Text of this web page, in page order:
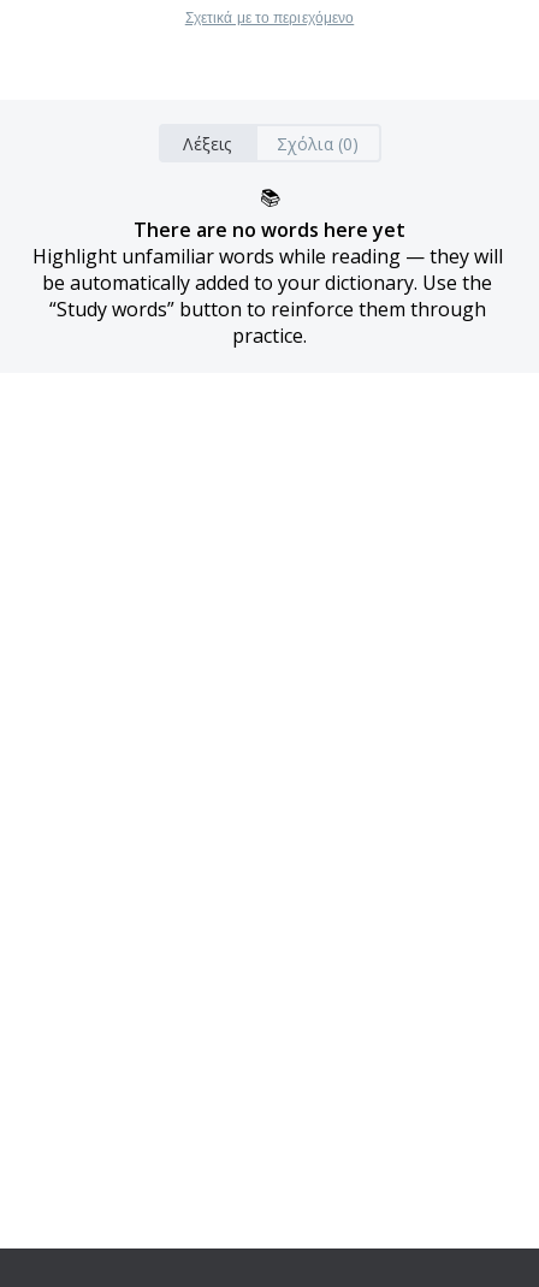
Σχετικά με το περιεχόμενο
Λέξεις Σχόλια (0)
📚
There are no words here yet
Highlight unfamiliar words while reading — they will
be automatically added to your dictionary. Use the
“Study words” button to reinforce them through
practice.